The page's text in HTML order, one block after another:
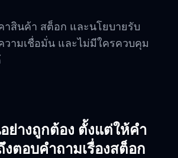
สินค้า สต็อก และนโยบายรับ
ามเชื่อมั่น และไม่มีใครควบคุม
ย่างถูกต้อง ตั้งแต่ให้คำ
ตอบคำถามเรื่องสต็อก